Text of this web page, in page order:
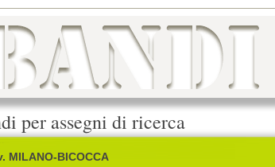
per assegni di ricerca
MILANO-BICOCCA